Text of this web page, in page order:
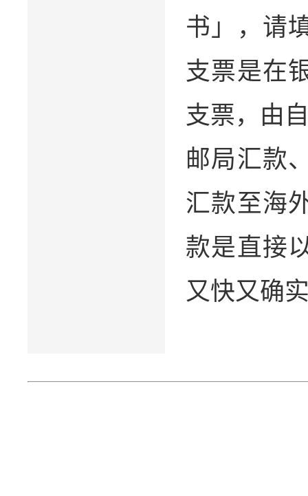
书」，请
支票是在
支票，由
邮局汇款
汇款至海
款是直接
又快又确